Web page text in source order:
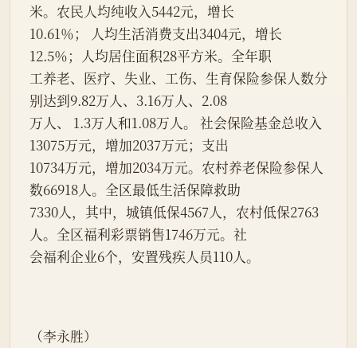
米。农民人均纯收入5442元，增长
10.61％； 人均生活消费支出3404元，增长
12.5％；人均居住面积28平方米。全年职
工养老、医疗、失业、工伤、生育保险参保人数分
别达到9.82万人、3.16万人、2.08
万人、 1.3万人和1.08万人。 社会保险基金总收入
13075万元，增加2037万元；支出
10734万元，增加2034万元。农村养老保险参保人
数66918人。全区最低生活保障救助
7330人，其中，城镇低保4567人，农村低保2763
人。全区福利彩票销售1746万元。社
会福利企业6个，安置残疾人员110人。
（李永胜）